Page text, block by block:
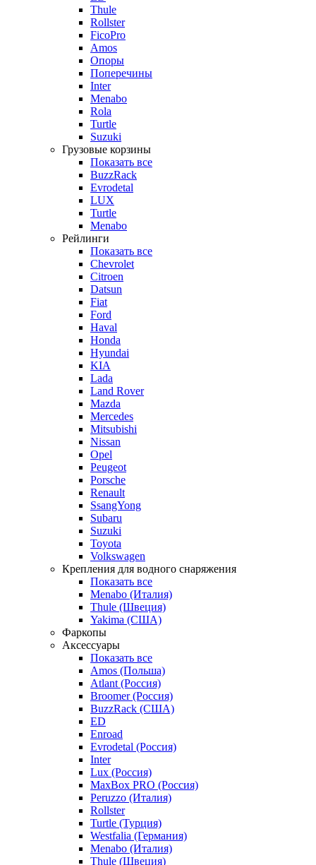
Thule
Rollster
FicoPro
Amos
Опоры
Поперечины
Inter
Menabo
Rola
Turtle
Suzuki
Грузовые корзины
Показать все
BuzzRack
Evrodetal
LUX
Turtle
Menabo
Рейлинги
Показать все
Chevrolet
Citroen
Datsun
Fiat
Ford
Haval
Honda
Hyundai
KIA
Lada
Land Rover
Mazda
Mercedes
Mitsubishi
Nissan
Opel
Peugeot
Porsche
Renault
SsangYong
Subaru
Suzuki
Toyota
Volkswagen
Крепления для водного снаряжения
Показать все
Menabo (Италия)
Thule (Швеция)
Yakima (США)
Фаркопы
Аксессуары
Показать все
Amos (Польша)
Atlant (Россия)
Broomer (Россия)
BuzzRack (США)
ED
Enroad
Evrodetal (Россия)
Inter
Lux (Россия)
MaxBox PRO (Россия)
Peruzzo (Италия)
Rollster
Turtle (Турция)
Westfalia (Германия)
Menabo (Италия)
Thule (Швеция)